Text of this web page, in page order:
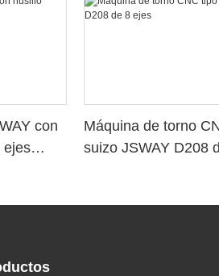
con
ejes
Máquina de torno
suizo JSWAY D208